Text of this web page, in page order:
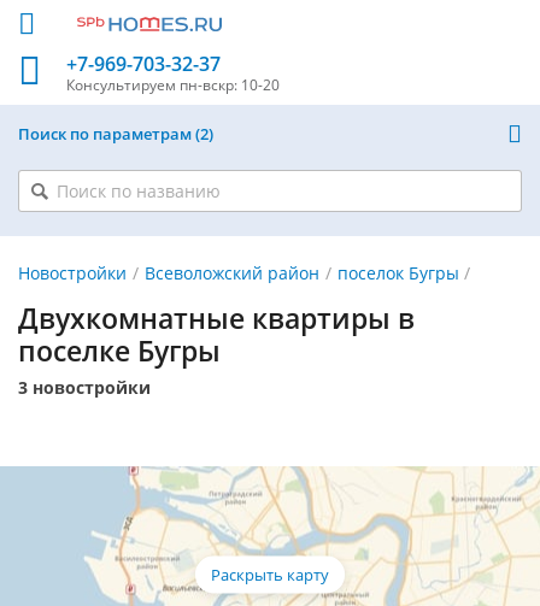
+7-969-703-32-37
Консультируем пн-вскр: 10-20
Поиск по параметрам 2
Новостройки Всеволожский район поселок Бугры
Двухкомнатные квартиры в
поселке Бугры
3 новостройки